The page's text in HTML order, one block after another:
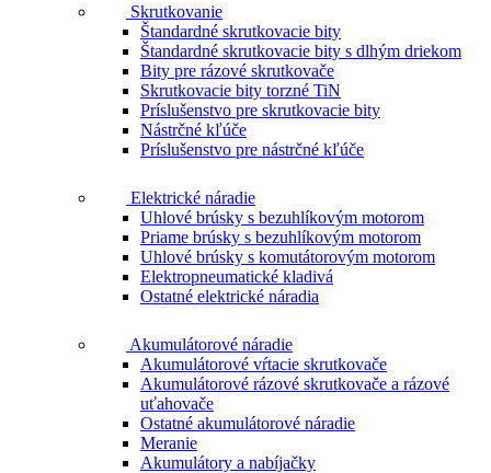
Skrutkovanie
Štandardné skrutkovacie bity
Štandardné skrutkovacie bity s dlhým driekom
Bity pre rázové skrutkovače
Skrutkovacie bity torzné TiN
Príslušenstvo pre skrutkovacie bity
Nástrčné kľúče
Príslušenstvo pre nástrčné kľúče
Elektrické náradie
Uhlové brúsky s bezuhlíkovým motorom
Priame brúsky s bezuhlíkovým motorom
Uhlové brúsky s komutátorovým motorom
Elektropneumatické kladivá
Ostatné elektrické náradia
Akumulátorové náradie
Akumulátorové vŕtacie skrutkovače
Akumulátorové rázové skrutkovače a rázové
uťahovače
Ostatné akumulátorové náradie
Meranie
Akumulátory a nabíjačky